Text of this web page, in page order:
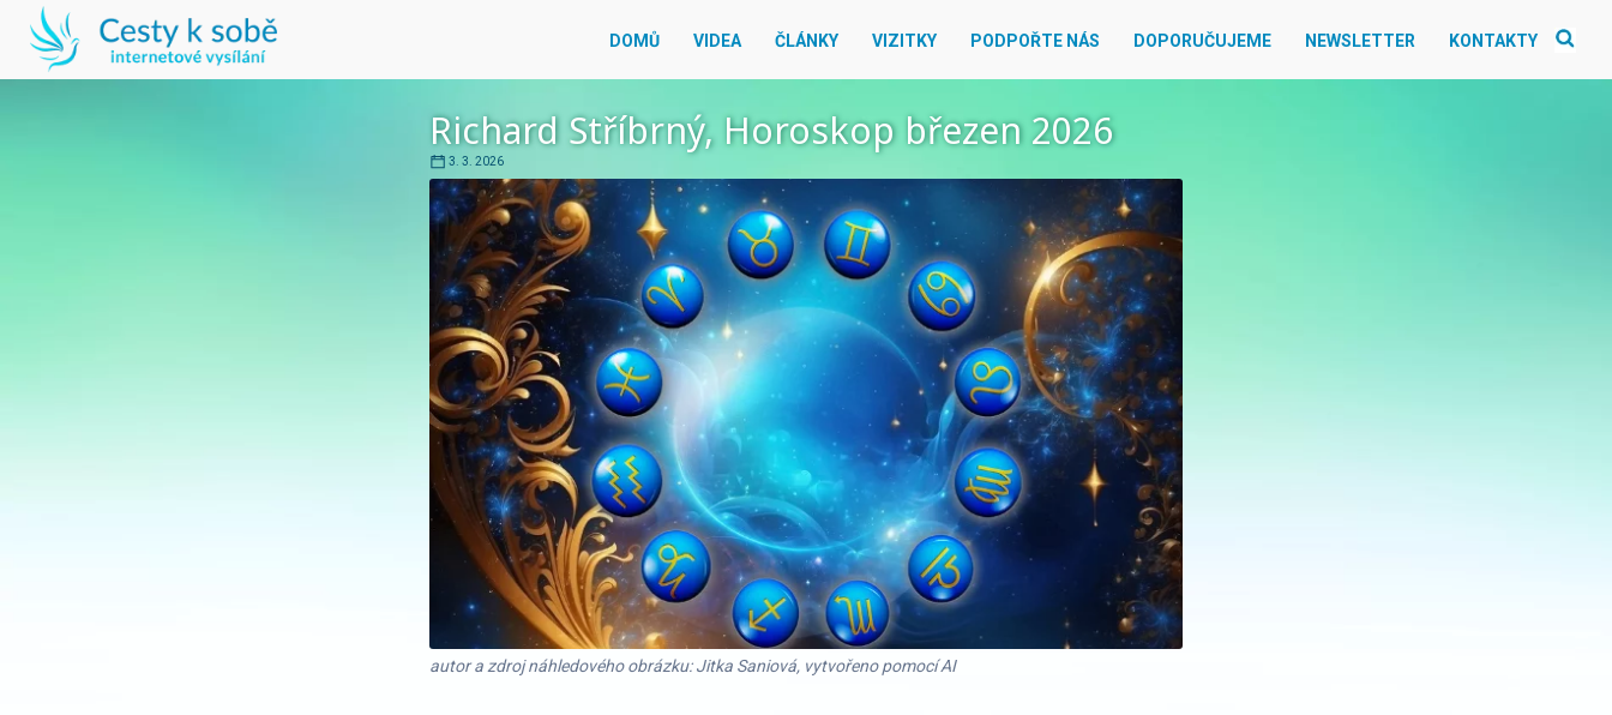
DOMŮ VIDEA ČLÁNKY VIZITKY PODPOŘTE NÁS DOPORUČUJEME NEWSLETTER KONTAKTY
Richard Stříbrný, Horoskop březen 2026
3. 3. 2026
autor a zdroj náhledového obrázku: Jitka Saniová, vytvořeno pomocí AI